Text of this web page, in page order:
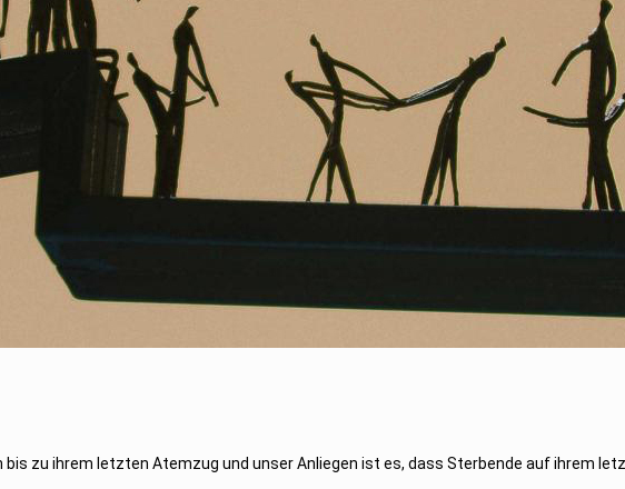
bis zu ihrem letzten Atemzug und unser Anliegen ist es, dass Sterbende auf ihrem